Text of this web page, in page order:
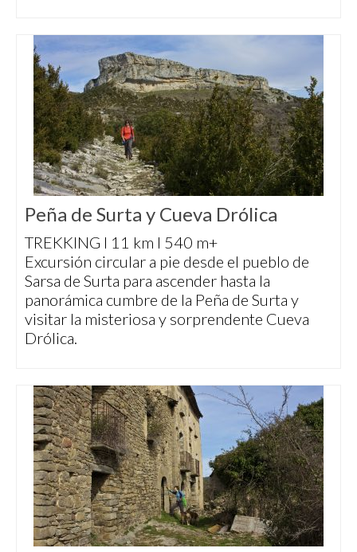
Peña de Surta y Cueva Drólica
TREKKING I 11 km I 540 m+
Excursión circular a pie desde el pueblo de
Sarsa de Surta para ascender hasta la
panorámica cumbre de la Peña de Surta y
visitar la misteriosa y sorprendente Cueva
Drólica.